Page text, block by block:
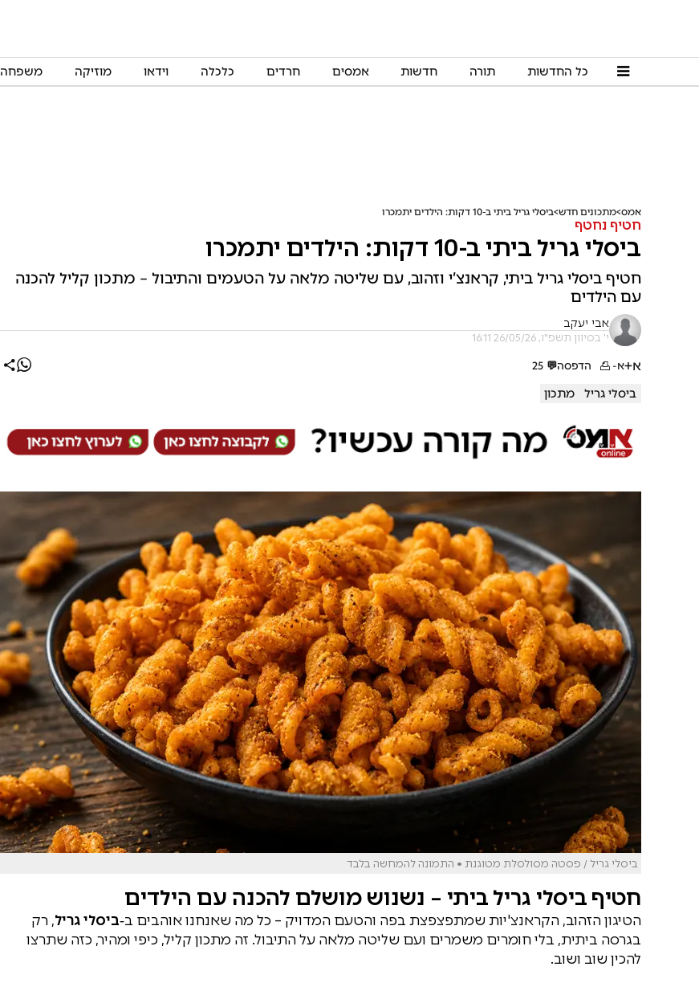
כל החדשות תורה חדשות אמסים חרדים כלכלה וידאו מוזיקה משפחה
אמס מתכונים חדש ביסלי גריל ביתי ב-10 דקות: הילדים יתמכרו
חטיף נחטף
ביסלי גריל ביתי ב-10 דקות: הילדים יתמכרו
חטיף ביסלי גריל ביתי, קראנצ’י וזהוב, עם שליטה מלאה על הטעמים והתיבול – מתכון קליל להכנה
עם הילדים
אבי יעקב
י' בסיוון תשפ"ו, 26/05/26 16:11
א+א- הדפסה💬
25
ביסלי גריל מתכון
ביסלי גריל / פסטה מסולסלת מטוגנת • התמונה להמחשה בלבד
חטיף ביסלי גריל ביתי – נשנוש מושלם להכנה עם הילדים
הטיגון הזהוב, הקראנצ'יות שמתפצפצת בפה והטעם המדויק – כל מה שאנחנו אוהבים ב‑ביסלי גריל, רק
בגרסה ביתית, בלי חומרים משמרים ועם שליטה מלאה על התיבול. זה מתכון קליל, כיפי ומהיר, כזה שתרצו
להכין שוב ושוב.